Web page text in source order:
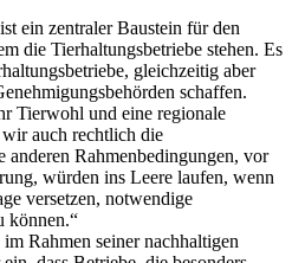
ein zentraler Baustein für den
die Tierhaltungsbetriebe stehen. Es
gleichzeitig aber
schaffen.
Tierwohl und eine regionale
auch rechtlich die
anderen Rahmenbedingungen, vor
würden ins Leere laufen, wenn
versetzen, notwendige
können.“
Rahmen seiner nachhaltigen